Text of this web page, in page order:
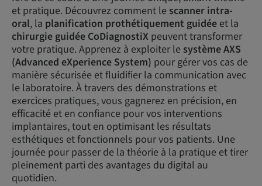
et pratique. Découvrez comment le scanner intra-
oral, la planification prothétiquement guidée et la
chirurgie guidée CoDiagnostiX peuvent transformer
votre pratique. Apprenez à exploiter le système AXS
(Advanced eXperience System) pour gérer vos cas de
manière sécurisée et fluidifier la communication avec
le laboratoire. À travers des démonstrations et
exercices pratiques, vous gagnerez en précision, en
efficacité et en confiance pour vos interventions
implantaires, tout en optimisant les résultats
esthétiques et fonctionnels pour vos patients. Une
journée pour passer de la théorie à la pratique et tirer
pleinement parti des avantages du digital au
quotidien.